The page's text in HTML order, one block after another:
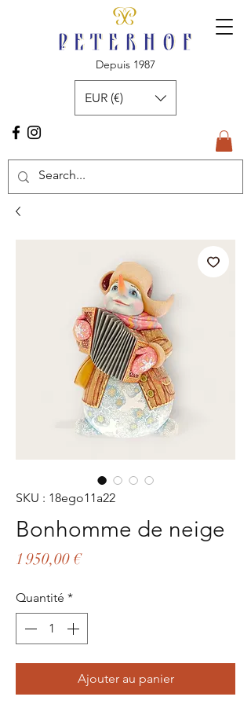
Depuis 1987
EUR (€)
SKU : 18ego11a22
Bonhomme de neige
1 950,00 €Prix
Quantité *
Ajouter au panier